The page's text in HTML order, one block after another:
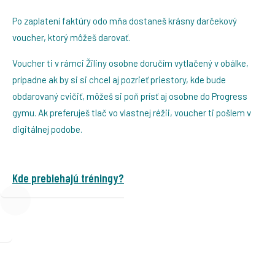
Po zaplatení faktúry odo mňa dostaneš krásny darčekový
voucher, ktorý môžeš darovať.
Voucher ti v rámci Žiliny osobne doručím vytlačený v obálke,
prípadne ak by si si chcel aj pozrieť priestory, kde bude
obdarovaný cvičiť, môžeš si poň prísť aj osobne do Progress
gymu. Ak preferuješ tlač vo vlastnej réžii, voucher ti pošlem v
digitálnej podobe.
Kde prebiehajú tréningy?